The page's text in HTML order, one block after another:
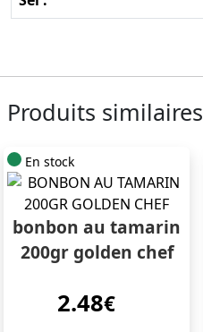
Produits similaires
En stock
bonbon au tamarin
200gr golden chef
2.48€